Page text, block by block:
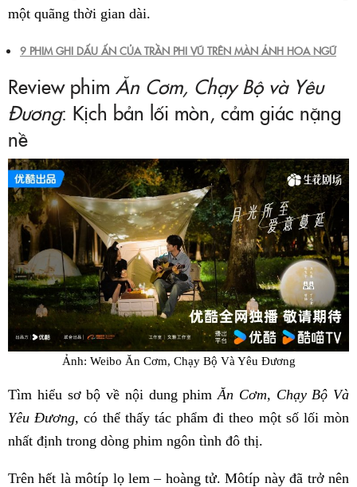
một quãng thời gian dài.
9 PHIM GHI DẤU ẤN CỦA TRẦN PHI VŨ TRÊN MÀN ẢNH HOA NGỮ
Review phim Ăn Cơm, Chạy Bộ và Yêu
Đương: Kịch bản lối mòn, cảm giác nặng
nề
Ảnh: Weibo Ăn Cơm, Chạy Bộ Và Yêu Đương
Tìm hiểu sơ bộ về nội dung phim Ăn Cơm, Chạy Bộ Và
Yêu Đương,có thể thấy tác phẩm đi theo một số lối mòn
nhất định trong dòng phim ngôn tình đô thị.
Trên hết là môtíp lọ lem – hoàng tử. Môtíp này đã trở nên